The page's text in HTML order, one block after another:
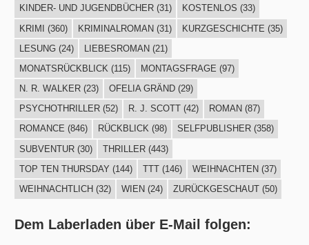
KINDER- UND JUGENDBÜCHER(31) KOSTENLOS (33)
KRIMI (360) KRIMINALROMAN(31) KURZGESCHICHTE (35)
LESUNG(24) LIEBESROMAN(21)
MONATSRÜCKBLICK (115) MONTAGSFRAGE (97)
N. R. WALKER(23) OFELIA GRÄND(29)
PSYCHOTHRILLER(52) R. J. SCOTT(42) ROMAN (87)
ROMANCE (846) RÜCKBLICK(98) SELFPUBLISHER(358)
SUBVENTUR(30) THRILLER(443)
TOP TEN THURSDAY (144) TTT(146) WEIHNACHTEN (37)
WEIHNACHTLICH (32) WIEN (24) ZURÜCKGESCHAUT(50)
Dem Laberladen über E-Mail folgen: